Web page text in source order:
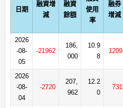
日期
融資增
減
融資
餘額
使用
率
融券
增減
2026
-08-
05
-21962
186,
000
10.9
8
1209
2026
-08-
04
-2720
207,
962
12.2
0
731